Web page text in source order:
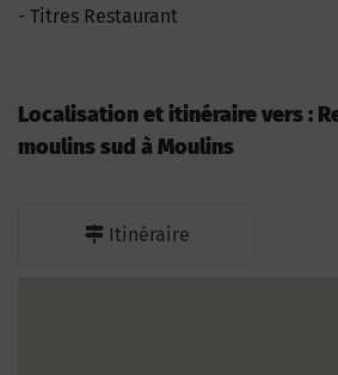
Titres Restaurant
Localisation et itinéraire vers :
moulins sud à Moulins
Itinéraire